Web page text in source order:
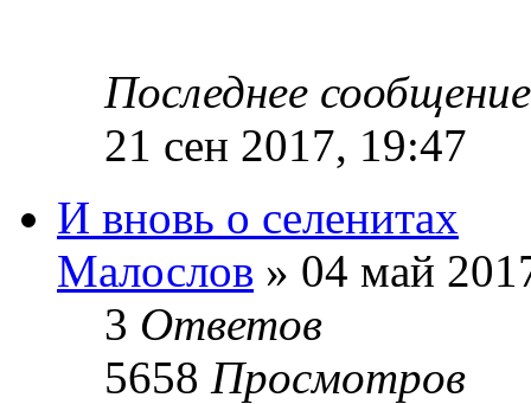
Последнее
21 сен 2017, 19:47
И вновь о селенитах
Малослов » 04 май
3 Ответов
5658 Просмотров